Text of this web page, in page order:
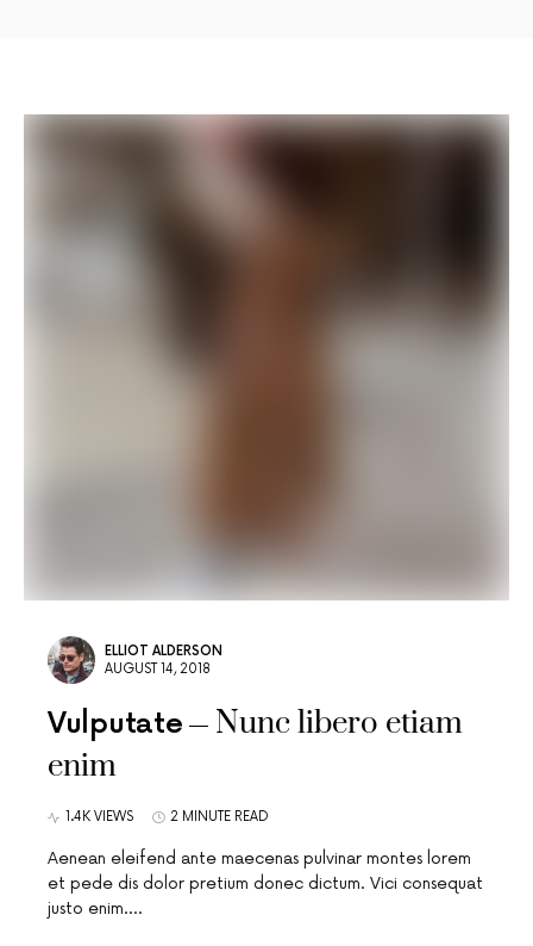
ELLIOT ALDERSON
AUGUST 14, 2018
Vulputate
Nunc libero etiam
enim
1.4K VIEWS 2 MINUTE READ
Aenean eleifend ante maecenas pulvinar montes lorem
et pede dis dolor pretium donec dictum. Vici consequat
justo enim.…